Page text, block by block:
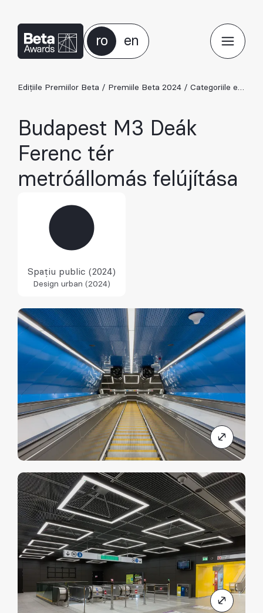
ro en
Edițiile Premiilor Beta / Premiile Beta 2024 / Categoriile ediției 2024
Budapest M3 Deák
Ferenc tér
metróállomás felújítása
Spațiu public (2024)
Design urban (2024)